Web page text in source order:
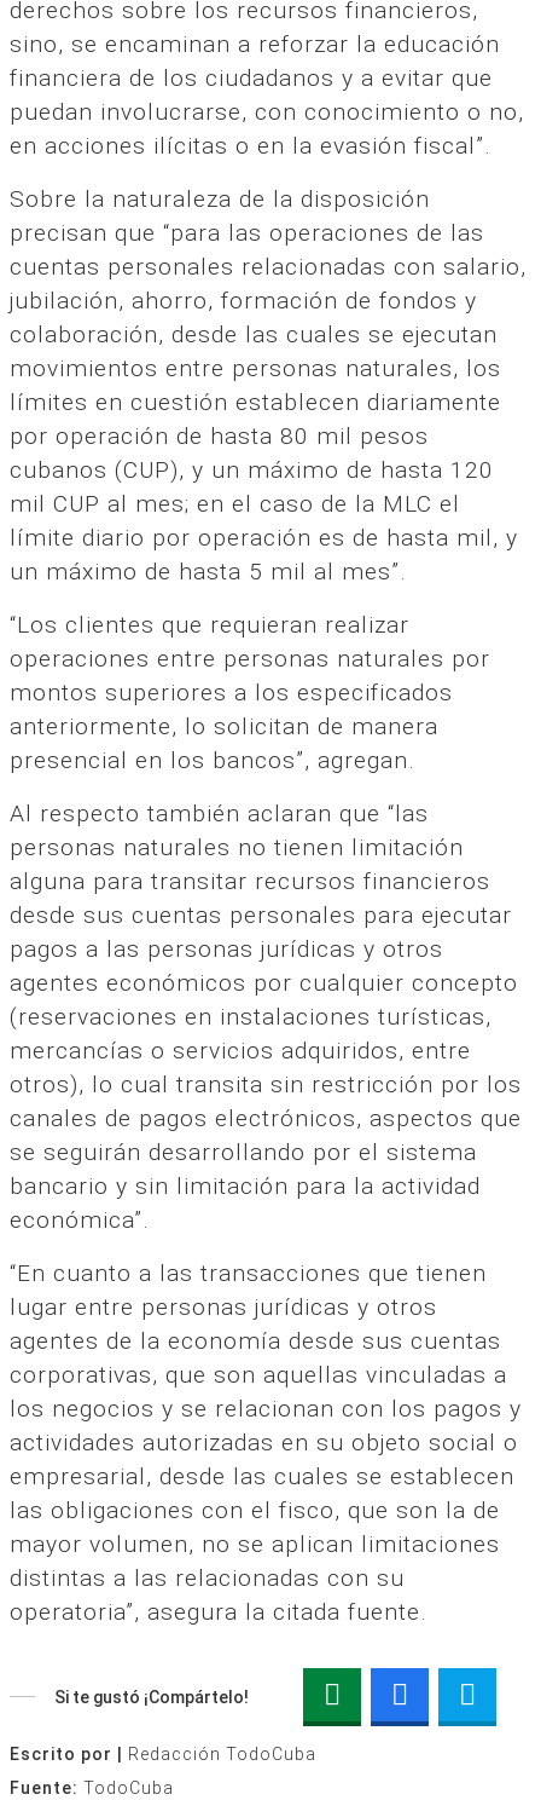
derechos sobre los recursos financieros,
sino, se encaminan a reforzar la educación
financiera de los ciudadanos y a evitar que
puedan involucrarse, con conocimiento o no,
en acciones ilícitas o en la evasión fiscal”.
Sobre la naturaleza de la disposición
precisan que “para las operaciones de las
cuentas personales relacionadas con salario,
jubilación, ahorro, formación de fondos y
colaboración, desde las cuales se ejecutan
movimientos entre personas naturales, los
límites en cuestión establecen diariamente
por operación de hasta 80 mil pesos
cubanos (CUP), y un máximo de hasta 120
mil CUP al mes; en el caso de la MLC el
límite diario por operación es de hasta mil, y
un máximo de hasta 5 mil al mes”.
“Los clientes que requieran realizar
operaciones entre personas naturales por
montos superiores a los especificados
anteriormente, lo solicitan de manera
presencial en los bancos”, agregan.
Al respecto también aclaran que “las
personas naturales no tienen limitación
alguna para transitar recursos financieros
desde sus cuentas personales para ejecutar
pagos a las personas jurídicas y otros
agentes económicos por cualquier concepto
(reservaciones en instalaciones turísticas,
mercancías o servicios adquiridos, entre
otros), lo cual transita sin restricción por los
canales de pagos electrónicos, aspectos que
se seguirán desarrollando por el sistema
bancario y sin limitación para la actividad
económica”.
“En cuanto a las transacciones que tienen
lugar entre personas jurídicas y otros
agentes de la economía desde sus cuentas
corporativas, que son aquellas vinculadas a
los negocios y se relacionan con los pagos y
actividades autorizadas en su objeto social o
empresarial, desde las cuales se establecen
las obligaciones con el fisco, que son la de
mayor volumen, no se aplican limitaciones
distintas a las relacionadas con su
operatoria”, asegura la citada fuente.
Si te gustó ¡Compártelo!
Escrito por |
Redacción TodoCuba
Fuente: TodoCuba